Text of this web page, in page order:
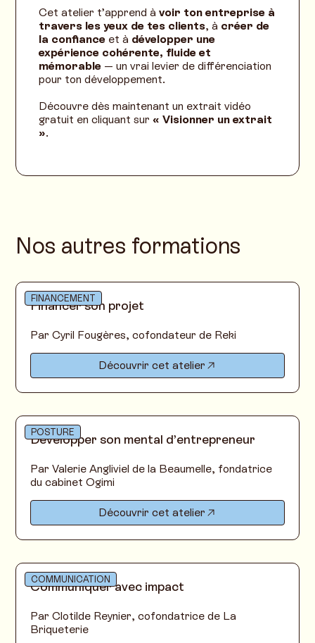
Cet atelier t’apprend àvoir ton entreprise à
travers les yeux de tes clients, à créer de
la confiance et à développer une
expérience cohérente, fluide et
mémorable — un vrai levier de différenciation
pour ton développement.
Découvre dès maintenant un extrait vidéo
gratuit en cliquant sur« Visionner un extrait
».
Nos autres formations
FINANCEMENT
Financer son projet
Par Cyril Fougères, cofondateur de Reki
Découvrir cet atelier
POSTURE
Développer son mental d’entrepreneur
Par Valerie Angliviel de la Beaumelle, fondatrice
du cabinet Ogimi
Découvrir cet atelier
COMMUNICATION
Communiquer avec impact
Par Clotilde Reynier, cofondatrice de La
Briqueterie